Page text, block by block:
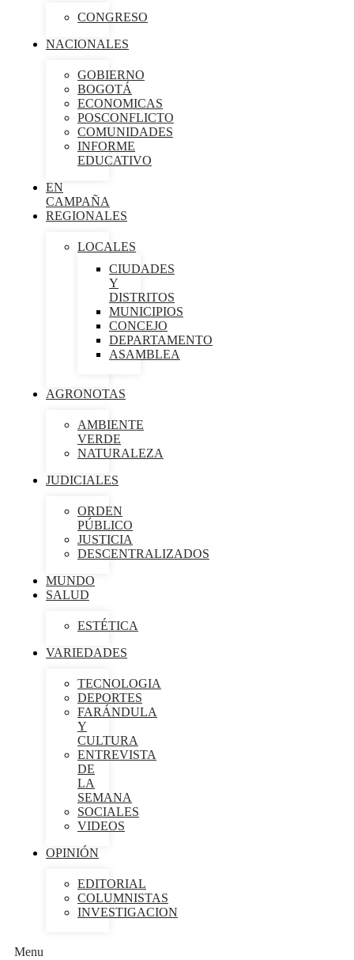
CONGRESO
NACIONALES
GOBIERNO
BOGOTÁ
ECONOMICAS
POSCONFLICTO
COMUNIDADES
INFORME
EDUCATIVO
EN
CAMPAÑA
REGIONALES
LOCALES
CIUDADES
Y
DISTRITOS
MUNICIPIOS
CONCEJO
DEPARTAMENTO
ASAMBLEA
AGRONOTAS
AMBIENTE
VERDE
NATURALEZA
JUDICIALES
ORDEN
PÚBLICO
JUSTICIA
DESCENTRALIZADOS
MUNDO
SALUD
ESTÉTICA
VARIEDADES
TECNOLOGIA
DEPORTES
FARÁNDULA
Y
CULTURA
ENTREVISTA
DE
LA
SEMANA
SOCIALES
VIDEOS
OPINIÓN
EDITORIAL
COLUMNISTAS
INVESTIGACION
Menu